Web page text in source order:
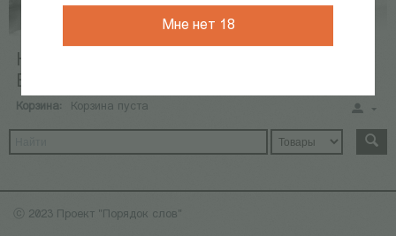
Мне нет 18
КНИГИ
ВИДЕОАРХИВ
Корзина: Корзина пуста
ⓒ 2023 Проект "Порядок слов"